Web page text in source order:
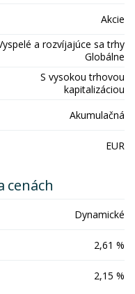
Akcie
a rozvíjajúce sa trhy
Globálne
S vysokou trhovou
kapitalizáciou
Akumulačná
EUR
cenách
Dynamické
2,61 %
2,15 %